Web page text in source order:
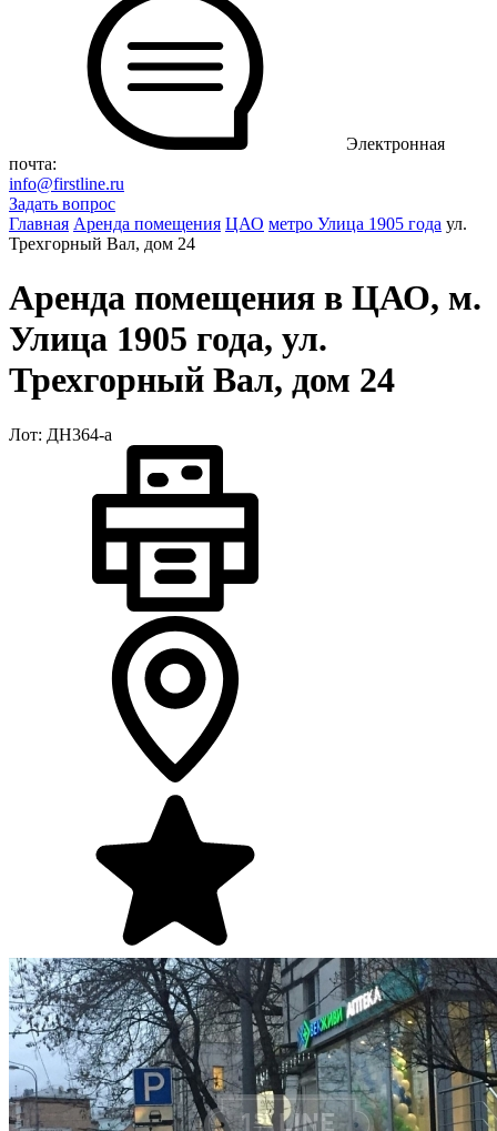
Электронная
почта:
info@firstline.ru
Задать вопрос
Главная Аренда помещения ЦАО метро Улица 1905 года ул.
Трехгорный Вал, дом 24
Аренда помещения в ЦАО, м.
Улица 1905 года, ул.
Трехгорный Вал, дом 24
Лот: ДН364-a